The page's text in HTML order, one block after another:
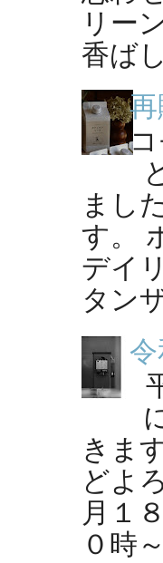
リー
香ば
まし
す。
デイ
タン
きま
どよ
月１
０時